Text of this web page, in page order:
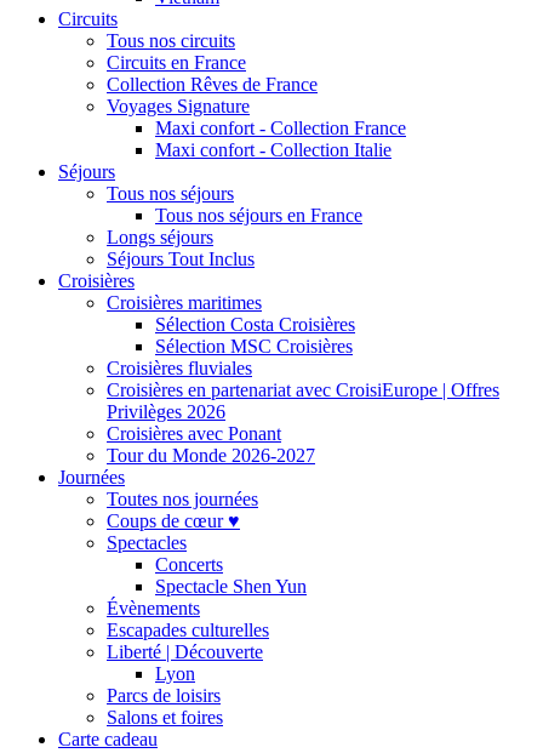
Circuits
Tous nos circuits
Circuits en France
Collection Rêves de France
Voyages Signature
Maxi confort - Collection France
Maxi confort - Collection Italie
Séjours
Tous nos séjours
Tous nos séjours en France
Longs séjours
Séjours Tout Inclus
Croisières
Croisières maritimes
Sélection Costa Croisières
Sélection MSC Croisières
Croisières fluviales
Croisières en partenariat avec CroisiEurope | Offres
Privilèges 2026
Croisières avec Ponant
Tour du Monde 2026-2027
Journées
Toutes nos journées
Coups de cœur ♥
Spectacles
Concerts
Spectacle Shen Yun
Évènements
Escapades culturelles
Liberté | Découverte
Lyon
Parcs de loisirs
Salons et foires
Carte cadeau